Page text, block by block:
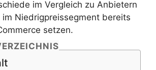
im Vergleich zu Anbietern
Niedrigpreissegment bereits
setzen.